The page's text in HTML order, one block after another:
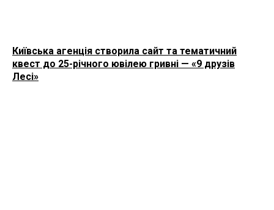
Київська агенція створила сайт та тематичний
квест до 25-річного ювілею гривні — «9 друзів
Лесі»